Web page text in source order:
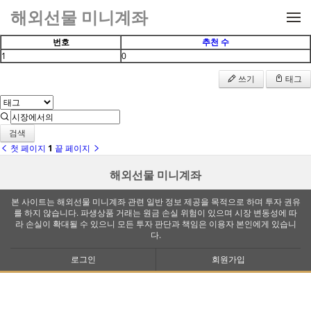
메뉴 건너뛰기
해외선물 미니계좌
번호
추천 수
1
0
쓰기
태그
검색
첫 페이지 1 끝 페이지
해외선물 미니계좌
본 사이트는 해외선물 미니계좌 관련 일반 정보 제공을 목적으로 하며 투자 권유
를 하지 않습니다. 파생상품 거래는 원금 손실 위험이 있으며 시장 변동성에 따
라 손실이 확대될 수 있으니 모든 투자 판단과 책임은 이용자 본인에게 있습니
다.
로그인 회원가입